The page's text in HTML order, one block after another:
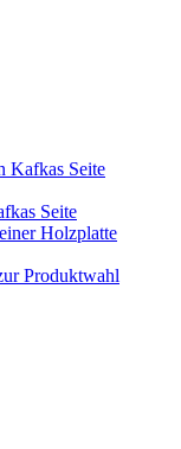
Seite
Produktwahl